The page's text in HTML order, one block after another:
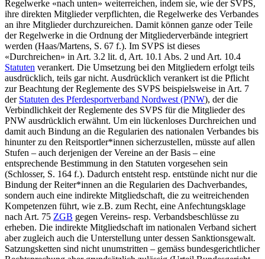
Regelwerke «nach unten» weiterreichen, indem sie, wie der SVPS,
ihre direkten Mitglieder verpflichten, die Regelwerke des Verbandes
an ihre Mitglieder durchzureichen. Damit können ganze oder Teile
der Regelwerke in die Ordnung der Mitgliederverbände integriert
werden (Haas/Martens, S. 67 f.). Im SVPS ist dieses
«Durchreichen» in Art. 3.2 lit. d, Art. 10.1 Abs. 2 und Art. 10.4
Statuten verankert. Die Umsetzung bei den Mitgliedern erfolgt teils
ausdrücklich, teils gar nicht. Ausdrücklich verankert ist die Pflicht
zur Beachtung der Reglemente des SVPS beispielsweise in Art. 7
der Statuten des Pferdesportverband Nordwest (PNW), der die
Verbindlichkeit der Reglemente des SVPS für die Mitglieder des
PNW ausdrücklich erwähnt. Um ein lückenloses Durchreichen und
damit auch Bindung an die Regularien des nationalen Verbandes bis
hinunter zu den Reitsportler*innen sicherzustellen, müsste auf allen
Stufen – auch derjenigen der Vereine an der Basis – eine
entsprechende Bestimmung in den Statuten vorgesehen sein
(Schlosser, S. 164 f.). Dadurch entsteht resp. entstünde nicht nur die
Bindung der Reiter*innen an die Regularien des Dachverbandes,
sondern auch eine indirekte Mitgliedschaft, die zu weitreichenden
Kompetenzen führt, wie z.B. zum Recht, eine Anfechtungsklage
nach Art. 75 ZGB gegen Vereins- resp. Verbandsbeschlüsse zu
erheben. Die indirekte Mitgliedschaft im nationalen Verband sichert
aber zugleich auch die Unterstellung unter dessen Sanktionsgewalt.
Satzungsketten sind nicht unumstritten – gemäss bundesgerichtlicher